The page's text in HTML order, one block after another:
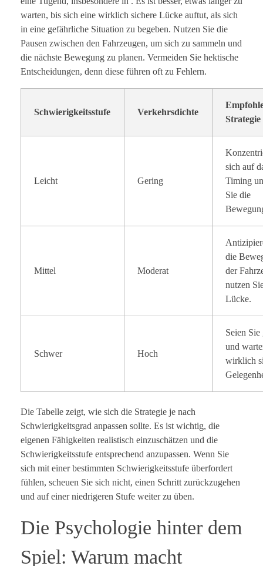
warten, bis sich eine wirklich sichere Lücke auftut, als sich
in eine gefährliche Situation zu begeben. Nutzen Sie die
Pausen zwischen den Fahrzeugen, um sich zu sammeln und
die nächste Bewegung zu planen. Vermeiden Sie hektische
Entscheidungen, denn diese führen oft zu Fehlern.
Schwierigkeitsstufe Verkehrsdichte
Strategie
Leicht Gering
sich auf
Timing
Sie die
Mittel Moderat
die
der
nutzen
Lücke.
Schwer Hoch
Seien
und
wirklich
Die Tabelle zeigt, wie sich die Strategie je nach
Schwierigkeitsgrad anpassen sollte. Es ist wichtig, die
eigenen Fähigkeiten realistisch einzuschätzen und die
Schwierigkeitsstufe entsprechend anzupassen. Wenn Sie
sich mit einer bestimmten Schwierigkeitsstufe überfordert
fühlen, scheuen Sie sich nicht, einen Schritt zurückzugehen
und auf einer niedrigeren Stufe weiter zu üben.
Die Psychologie hinter dem
Spiel: Warum macht